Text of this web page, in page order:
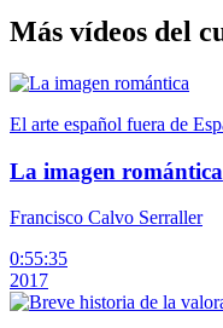
Más vídeos del
El arte español fuera de
La imagen romántica
Francisco Calvo Serraller
0:55:35
2017